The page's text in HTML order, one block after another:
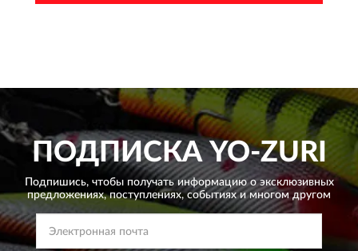
ПОДПИСКАYO-ZURI
Подпишись, чтобы получать информацию о эксклюзивных
предложениях,поступлениях, событиях и многом другом